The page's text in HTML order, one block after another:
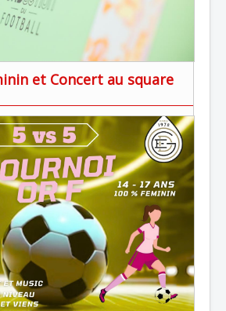
et Concert au square